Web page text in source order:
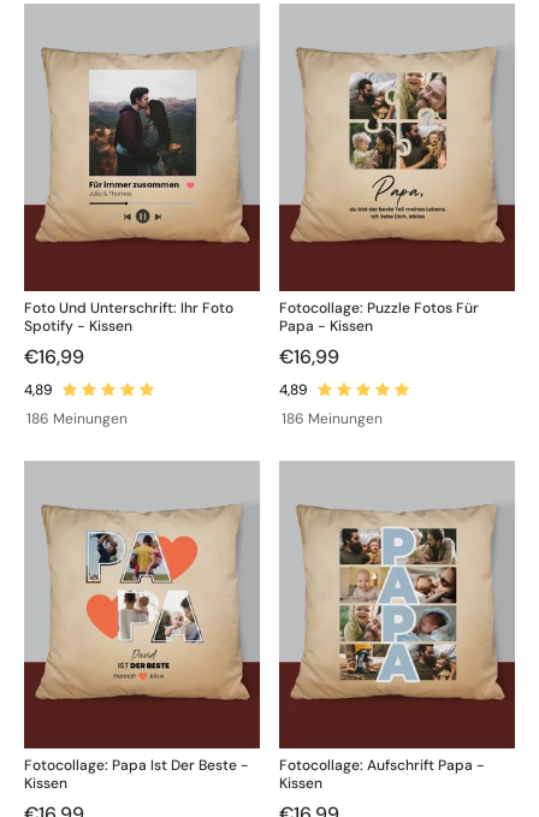
Foto Und Unterschrift: Ihr Foto
Spotify - Kissen
€16,99
186 Meinungen
Fotocollage: Puzzle Fotos Für
Papa - Kissen
€16,99
186 Meinungen
Fotocollage: Papa Ist Der Beste -
Kissen
Fotocollage: Aufschrift Papa -
Kissen